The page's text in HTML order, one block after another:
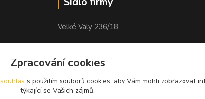
Velké Valy 236/18
Nymburk
288 02
Zpracování cookies
souhlas s použitím souborů cookies, aby Vám mohli zobrazovat
týkající se Vašich zájmů.